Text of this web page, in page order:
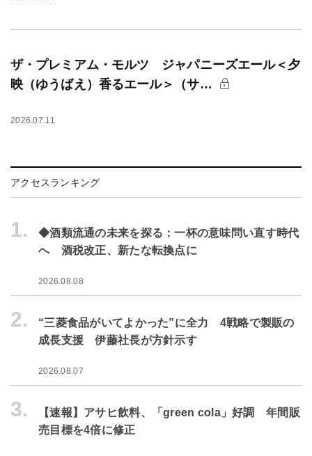
ザ・プレミアム・モルツ ジャパニーズエール＜夕
映（ゆうばえ）香るエール＞（サ…
2026.07.11
アクセスランキング
1.
◆酒類流通の未来を探る：一杯の意味問い直す時代
へ 酒税改正、新たな転換点に
2026.08.08
2.
“三菱食品がいてよかった”に全力 4戦略で製販の
成長支援 伊藤社長が方針示す
2026.08.07
3.
【速報】アサヒ飲料、「green cola」好調 年間販
売目標を4倍に修正